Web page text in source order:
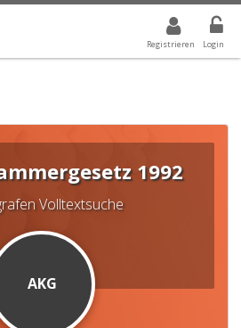
Registrieren Login
WERT IST ALLE
1992
Volltextsuche
AKG